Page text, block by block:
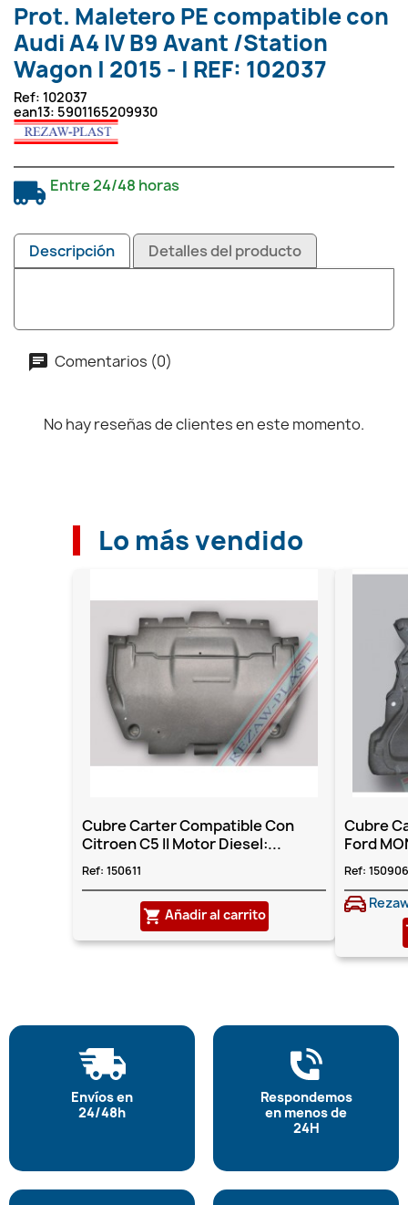
Prot. Maletero PE compatible con
Audi A4 IV B9 Avant /Station
Wagon | 2015 - | REF: 102037
Ref: 102037
ean13: 5901165209930
Entre 24/48 horas
Descripción Detalles del producto
Comentarios (0)
No hay reseñas de clientes en este momento.
Lo más vendido
Cubre Carter Compatible Con
Citroen C5 II Motor Diesel:...
Ref: 150611
shopping_cart Añadir al carrito
Cubre
Ford
Ref: 150906
Envíos en
24/48h
Respondemos
en menos de
24H